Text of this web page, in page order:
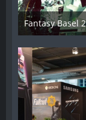
Fantasy Basel
21.